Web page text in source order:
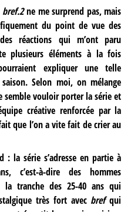
bref.2ne me surprend pas, mais
du point de vue des
réactions qui m’ont paru
plusieurs éléments à la fois
expliquer une telle
Selon moi, on mélange
semble vouloir porter la série et
créative renforcée par la
que l’on a vite fait de crier au
: la série s’adresse en partie à
à-dire des hommes
la tranche des 25-40 ans qui
très fort avec brefqui